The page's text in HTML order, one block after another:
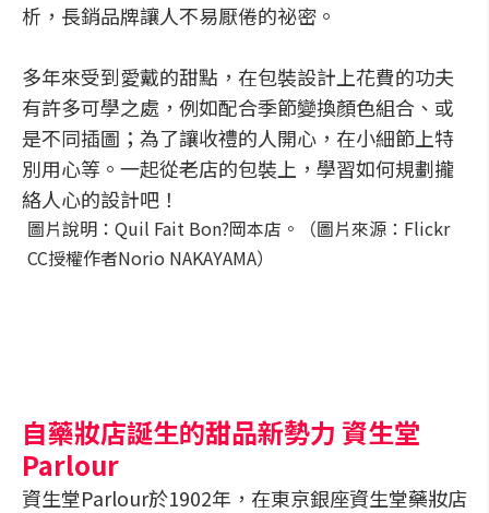
析，長銷品牌讓人不易厭倦的祕密。
多年來受到愛戴的甜點，在包裝設計上花費的功夫
有許多可學之處，例如配合季節變換顏色組合、或
是不同插圖；為了讓收禮的人開心，在小細節上特
別用心等。一起從老店的包裝上，學習如何規劃攏
絡人心的設計吧！
圖片說明：Quil Fait Bon?岡本店。（圖片來源：Flickr
CC授權作者Norio NAKAYAMA）
自藥妝店誕生的甜品新勢力 資生堂
Parlour
資生堂Parlour於1902年，在東京銀座資生堂藥妝店